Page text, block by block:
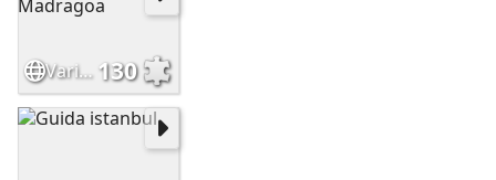
Varina da Madragoa 130